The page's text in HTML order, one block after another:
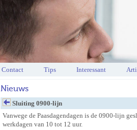
Contact Tips Interessant
Nieuws
Sluiting 0900-lijn
Vanwege de Paasdagendagen is de 0900-lijn
werkdagen van 10 tot 12 uur.